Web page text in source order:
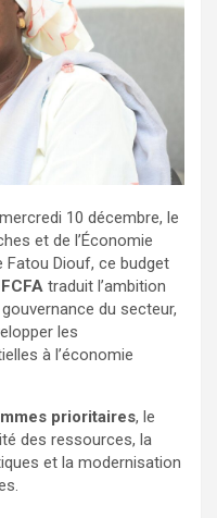
10 décembre, le
et de l’Économie
Fatou Diouf, ce budget
traduit l’ambition
du secteur,
les
à l’économie
prioritaires, le
des ressources, la
et la modernisation